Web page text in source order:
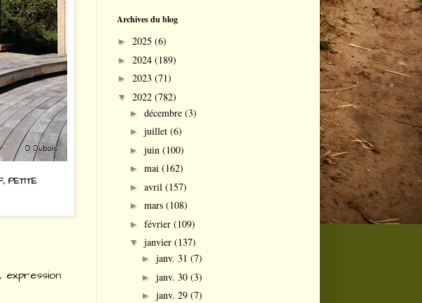
PETITE
expression
Archives du blog
► 2025 (6)
► 2024 (189)
► 2023 (71)
▼ 2022 (782)
► décembre (3)
► juillet (6)
► juin (100)
► mai (162)
► avril (157)
► mars (108)
► février (109)
▼ janvier (137)
► janv. 31 (7)
► janv. 30 (3)
► janv. 29 (7)